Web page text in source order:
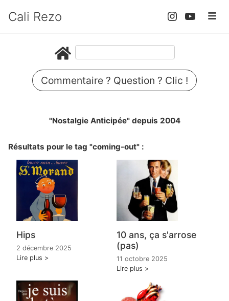
Cali Rezo
Commentaire ? Question ? Clic !
"Nostalgie Anticipée" depuis 2004
Résultats pour le tag "coming-out" :
Hips
2 décembre 2025
Lire plus
10 ans, ça s'arrose
(pas)
11 octobre 2025
Lire plus